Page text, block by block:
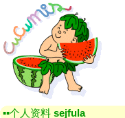
▪▪‎个人资料 sejfula